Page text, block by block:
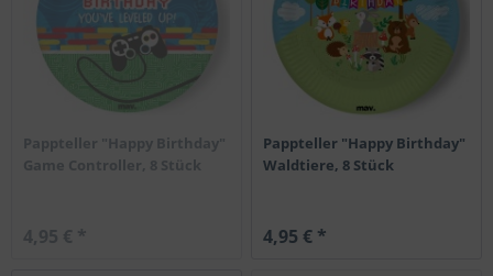
Pappteller "Happy Birthday"
Game Controller, 8 Stück
4,95 € *
Pappteller "Happy Birthday"
Waldtiere, 8 Stück
4,95 € *